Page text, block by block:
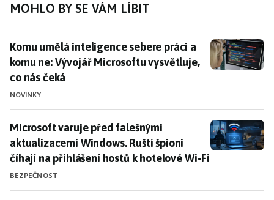
MOHLO BY SE VÁM LÍBIT
Komu umělá inteligence sebere práci a komu ne:
Komu umělá inteligence sebere práci a
komu ne: Vývojář Microsoftu vysvětluje,
co nás čeká
NOVINKY
Microsoft varuje před falešnými aktualizacemi
Microsoft varuje před falešnými
aktualizacemi Windows. Ruští špioni
číhají na přihlášení hostů k hotelové Wi-Fi
BEZPEČNOST